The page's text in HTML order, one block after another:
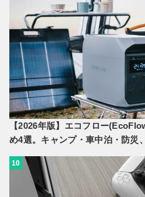
【2026年版】エコフロー
め4選。キャンプ・車中泊・防災
10